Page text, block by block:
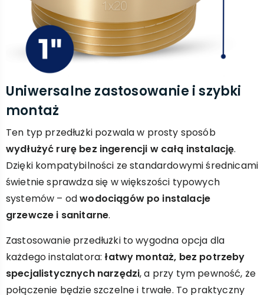
Uniwersalne zastosowanie i szybki
montaż
Ten typ przedłużki pozwala w prosty sposób
wydłużyć rurę bez ingerencji w całą instalację.
Dzięki kompatybilności ze standardowymi średnicami
świetnie sprawdza się w większości typowych
systemów – odwodociągów po instalacje
grzewcze i sanitarne.
Zastosowanie przedłużki to wygodna opcja dla
każdego instalatora: łatwy montaż, bez potrzeby
specjalistycznych narzędzi, a przy tym pewność, że
połączenie będzie szczelne i trwałe. To praktyczny